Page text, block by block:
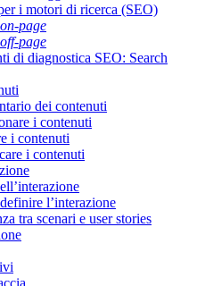
i motori di ricerca (SEO)
on-page
off-page
di diagnostica SEO: Search
dei contenuti
i contenuti
i contenuti
i contenuti
l’interazione
tra scenari e user stories